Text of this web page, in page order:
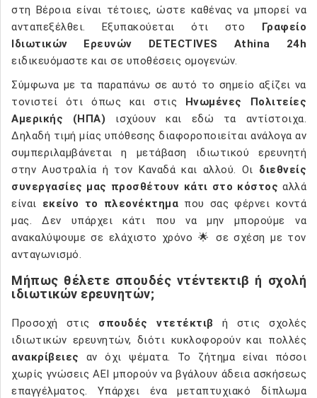
στη Βέροια είναι τέτοιες, ώστε καθένας να μπορεί να
ανταπεξέλθει. Εξυπακούεται ότι στο Γραφείο
Ιδιωτικών Ερευνών DETECTIVES Athina 24h
ειδικευόμαστε και σε υποθέσεις ομογενών.
Σύμφωνα με τα παραπάνω σε αυτό το σημείο αξίζει να
τονιστεί ότι όπως και στις Ηνωμένες Πολιτείες
Αμερικής (ΗΠΑ) ισχύουν και εδώ τα αντίστοιχα.
Δηλαδή τιμή μίας υπόθεσης διαφοροποιείται ανάλογα αν
συμπεριλαμβάνεται η μετάβαση ιδιωτικού ερευνητή
στην Αυστραλία ή τον Καναδά και αλλού. Οι διεθνείς
συνεργασίες μας προσθέτουν κάτι στο κόστος αλλά
είναι εκείνο το πλεονέκτημα που σας φέρνει κοντά
μας. Δεν υπάρχει κάτι που να μην μπορούμε να
ανακαλύψουμε σε ελάχιστο χρόνο 🌟 σε σχέση με τον
ανταγωνισμό.
Μήπως θέλετε σπουδές ντέντεκτιβ ή σχολή
ιδιωτικών ερευνητών;
Προσοχή στις σπουδές ντετέκτιβ ή στις σχολές
ιδιωτικών ερευνητών, διότι κυκλοφορούν και πολλές
ανακρίβειες αν όχι ψέματα. Το ζήτημα είναι πόσοι
χωρίς γνώσεις ΑΕΙ μπορούν να βγάλουν άδεια ασκήσεως
επαγγέλματος. Υπάρχει ένα μεταπτυχιακό δίπλωμα